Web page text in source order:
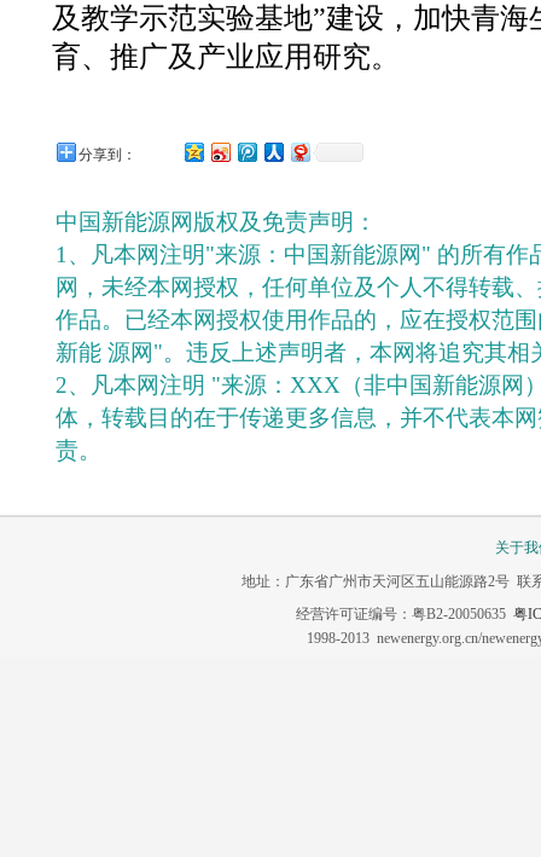
及教学示范实验基地”建设，加快青
育、推广及产业应用研究。
分享到：
中国新能源网版权及免责声明：
1、凡本网注明"来源：中国新能源网" 的所有作
网，未经本网授权，任何单位及个人不得转载
作品。已经本网授权使用作品的，应在授权范
新能 源网"。违反上述声明者，本网将追究其相
2、凡本网注明 "来源：XXX（非中国新能源网
体，转载目的在于传递更多信息，并不代表本
责。
关于
地址：广东省广州市天河区五山能源路2号 联
经营许可证编号：粤B2-20050635 粤
1998-2013 newenergy.org.cn/